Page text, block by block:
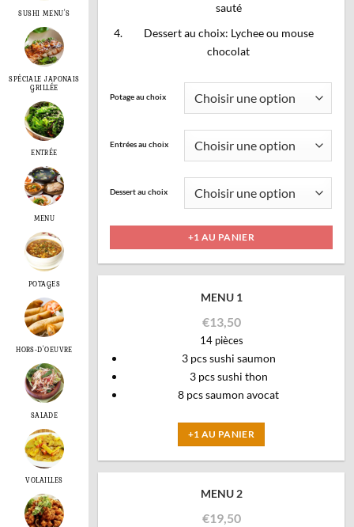
SUSHI MENU'S
SPÉCIALE JAPONAIS
GRILLÉE
ENTRÉE
MENU
POTAGES
HORS-D'OEUVRE
SALADE
VOLAILLES
sauté
Dessert au choix: Lychee ou mouse
chocolat
Ce
produit
variations.
options
peuvent
être
choisies
sur
page
du
produit
Potage au choix
Entrées au choix
Dessert au choix
+1 AU PANIER
MENU 1
€13,50
14 pièces
3 pcs sushi saumon
3 pcs sushi thon
8 pcs saumon avocat
+1 AU PANIER
MENU 2
€19,50